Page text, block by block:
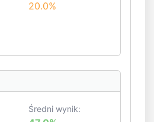
20.0%
Średni wynik: